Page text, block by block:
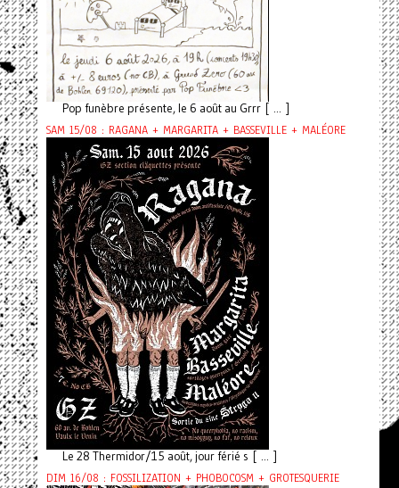
Pop funèbre présente, le 6 août au Grrr [ ... ]
SAM 15/08 : RAGANA + MARGARITA + BASSEVILLE + MALÉORE
Le 28 Thermidor/15 août, jour férié s [ ... ]
DIM 16/08 : FOSSILIZATION + PHOBOCOSM + GROTESQUERIE